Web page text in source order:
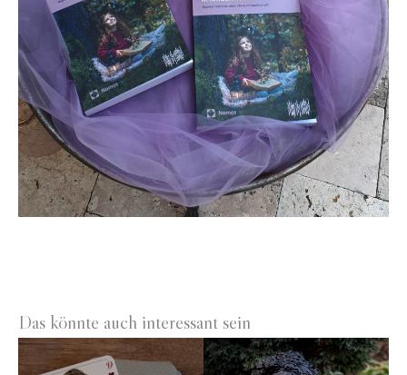
Das könnte auch interessant sein